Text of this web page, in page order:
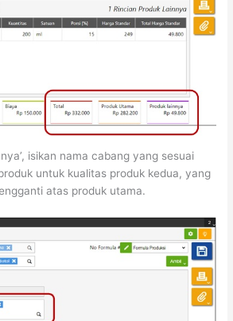
isikan nama cabang yang sesuai
untuk kualitas produk kedua, yang
atas produk utama.